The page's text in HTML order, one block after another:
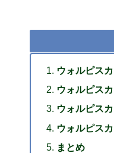
ウォルピス
ウォルピス
ウォルピス
ウォルピス
まとめ